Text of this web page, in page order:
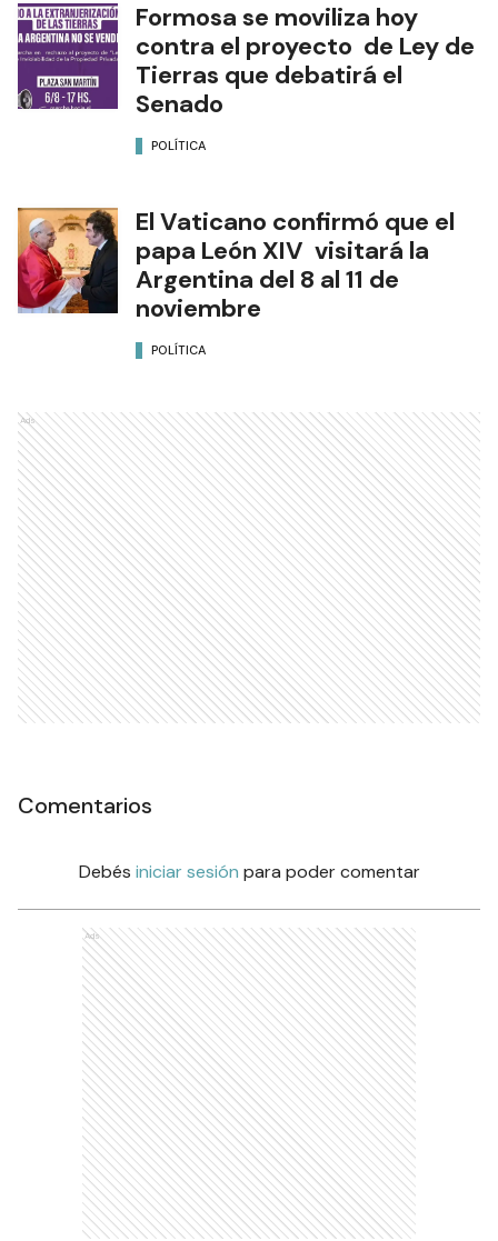
Formosa se moviliza hoy
contra el proyecto de Ley de
Tierras que debatirá el
Senado
POLÍTICA
El Vaticano confirmó que el
papa León XIV visitará la
Argentina del 8 al 11 de
noviembre
POLÍTICA
Ads
Comentarios
Debés iniciar sesión para poder comentar
Ads